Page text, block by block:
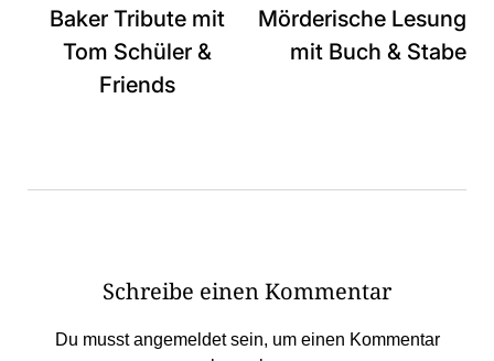
Baker Tribute mit
Tom Schüler &
Friends
Mörderische Lesung
mit Buch & Stabe
Schreibe einen Kommentar
Du musstangemeldetsein, um einen Kommentar